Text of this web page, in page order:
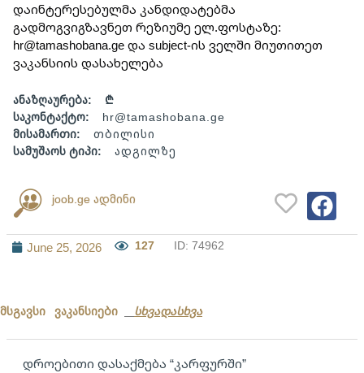
დაინტერესებულმა კანდიდატებმა
გადმოგვიგზავნეთ რეზიუმე ელ.ფოსტაზე:
hr@tamashobana.ge და subject-ის ველში მიუთითეთ
ვაკანსიის დასახელება
ანაზღაურება:
₾
საკონტაქტო:
hr@tamashobana.ge
მისამართი:
თბილისი
სამუშაოს ტიპი:
ადგილზე
joob.ge ადმინი
June 25, 2026 127 ID: 74962
მსგავსი ვაკანსიები სხვადასხვა
დროებითი დასაქმება “კარფურში”